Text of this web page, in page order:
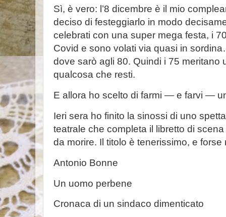
Sì, è vero: l’8 dicembre è il mio
deciso di festeggiarlo in modo
celebrati con una super mega festa, i
Covid e sono volati via quasi in
dove sarò agli 80. Quindi i 75 meritano
qualcosa che resti.
E allora ho scelto di farmi — e farvi —
Ieri sera ho finito la sinossi di uno
teatrale che completa il libretto di
da morire. Il titolo è tenerissimo, e forse
Antonio Bonne
Un uomo perbene
Cronaca di un sindaco dimenticato